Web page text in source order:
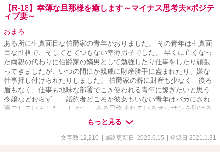
【R-18】幸薄な旦那様を癒します～マイナス思考夫×ポジテ
ィブ妻～
おまろ
ある所に生真面目な伯爵家の青年がおりました。 その青年は生真面
目な性格で、そしてとてつもない幸薄男子でした。 早くに亡くなっ
た両親の代わりに伯爵家の嫡男として勉強したり仕事をしたり頑張
ってきましたが、いつの間にか親戚に財産勝手に盗まれたり、嫌な
仕事押し付けられたりしました。 伯爵家の癖に財産も少なく、後ろ
盾もなく、仕事も地味な部署でこき使われる青年に嫁ぎたいと思う
令嬢などおらず……婚約者どころか彼女もいない青年はバカにされ
過ごしていました。 しかし、ある日絡まれているオッサンを助ける
と、なんと男爵でお礼に自慢の娘を青年にあげるというのです。 ど
うせ伯爵家の財産やブランド目当てだろう、と愛のない結婚になる
と思っていた青年ですが────家にやってきた男爵令嬢は、それはそ
もっと見る
文字数 12,210 | 最終更新日 2025.6.15 | 登録日 2021.1.31